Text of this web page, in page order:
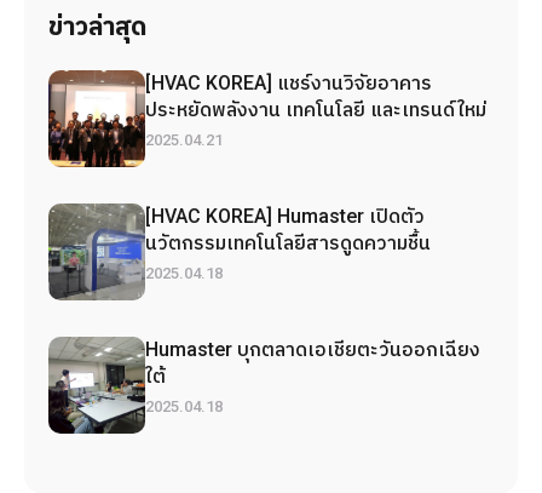
ข่าวล่าสุด
[HVAC KOREA] แชร์งานวิจัยอาคาร
ประหยัดพลังงาน เทคโนโลยี และเทรนด์ใหม่
2025.04.21
[HVAC KOREA] Humaster เปิดตัว
นวัตกรรมเทคโนโลยีสารดูดความชื้น
2025.04.18
Humaster บุกตลาดเอเชียตะวันออกเฉียง
ใต้
2025.04.18